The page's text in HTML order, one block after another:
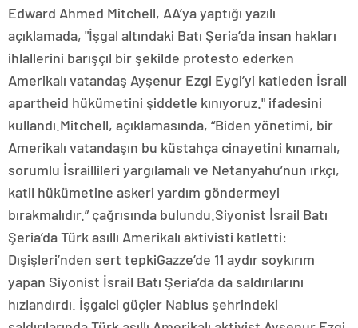
Edward Ahmed Mitchell, AA’ya yaptığı yazılı
açıklamada, "İşgal altındaki Batı Şeria’da insan hakları
ihlallerini barışçıl bir şekilde protesto ederken
Amerikalı vatandaş Ayşenur Ezgi Eygi’yi katleden İsrail
apartheid hükümetini şiddetle kınıyoruz." ifadesini
kullandı.Mitchell, açıklamasında, “Biden yönetimi, bir
Amerikalı vatandaşın bu küstahça cinayetini kınamalı,
sorumlu İsraillileri yargılamalı ve Netanyahu’nun ırkçı,
katil hükümetine askeri yardım göndermeyi
bırakmalıdır.” çağrısında bulundu.Siyonist İsrail Batı
Şeria’da Türk asıllı Amerikalı aktivisti katletti:
Dışişleri’nden sert tepkiGazze’de 11 aydır soykırım
yapan Siyonist İsrail Batı Şeria’da da saldırılarını
hızlandırdı. İşgalci güçler Nablus şehrindeki